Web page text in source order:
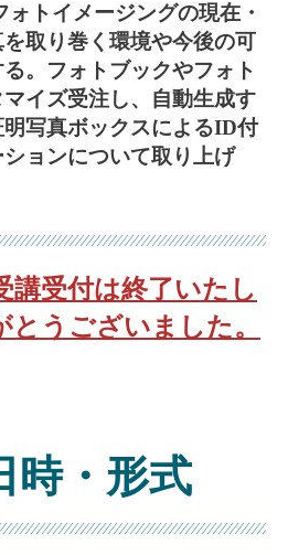
トイメージングの現在・
取り巻く環境や今後の可
。フォトブックやフォト
イズ受注し、自動生成す
写真ボックスによるID付
ョンについて取り上げ
講受付は終了いたし
うございました。
時・形式